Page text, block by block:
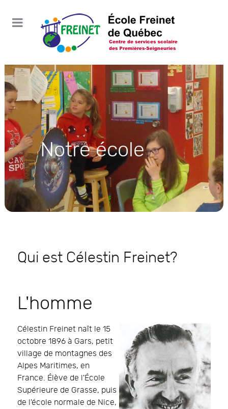
Notre école
Qui est Célestin Freinet?
L'homme
Célestin Freinet naît le 15
octobre 1896 à Gars, petit
village de montagnes des
Alpes Maritimes, en
France. Élève de l'École
Supérieure de Grasse, puis
de l'école normale de Nice,